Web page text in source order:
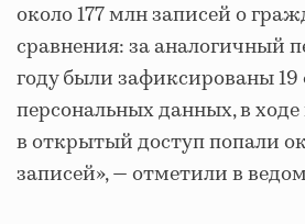
около 177 млн записей о
сравнения: за аналогичный
году были зафиксированы 19
персональных данных, в
в открытый доступ попали
записей», — отметили в